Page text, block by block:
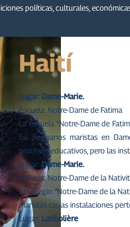
políticas, culturales,
Haití
Lugar: Dame-Marie.
Escuela: Notre-Dame de Fatima
La escuela “Notre-Dame de
los hermanos maristas en
procesos educativos, pero las
Lugar: Dame-Marie.
Escuela: Notre-Dame de la
El Colegio “Notre-Dame de la
maristas cuyas instalaciones
Lugar: Latibolière